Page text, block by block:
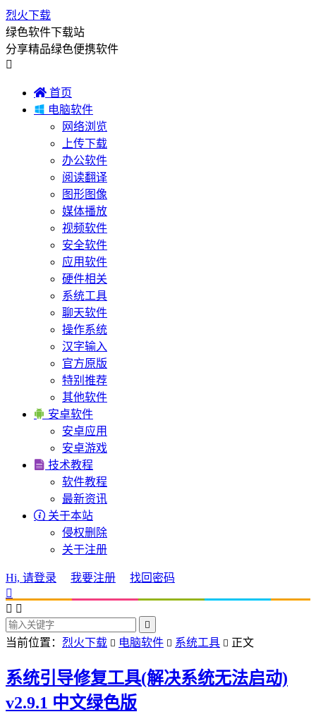
烈火下载
绿色软件下载站
分享精品绿色便携软件

 首页
 电脑软件
网络浏览
上传下载
办公软件
阅读翻译
图形图像
媒体播放
视频软件
安全软件
应用软件
硬件相关
系统工具
聊天软件
操作系统
汉字输入
官方原版
特别推荐
其他软件
 安卓软件
安卓应用
安卓游戏
 技术教程
软件教程
最新资讯
 关于本站
侵权删除
关于注册
Hi, 请登录 我要注册
找回密码

 

当前位置： 烈火下载  电脑软件  系统工具  正文
系统引导修复工具(解决系统无法启动)
v2.9.1 中文绿色版